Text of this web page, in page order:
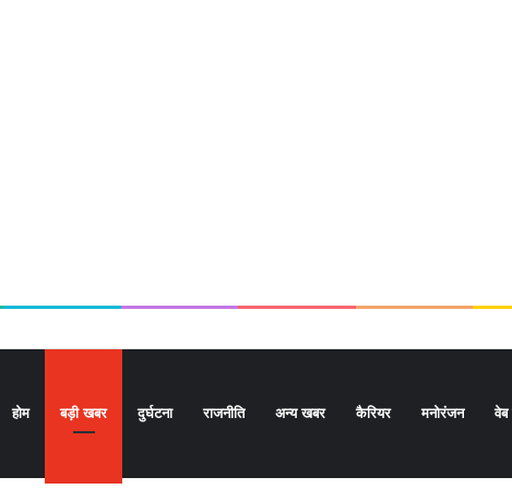
होम बड़ी खबर दुर्घटना राजनीति अन्य खबर कैरियर मनोरंजन वेब